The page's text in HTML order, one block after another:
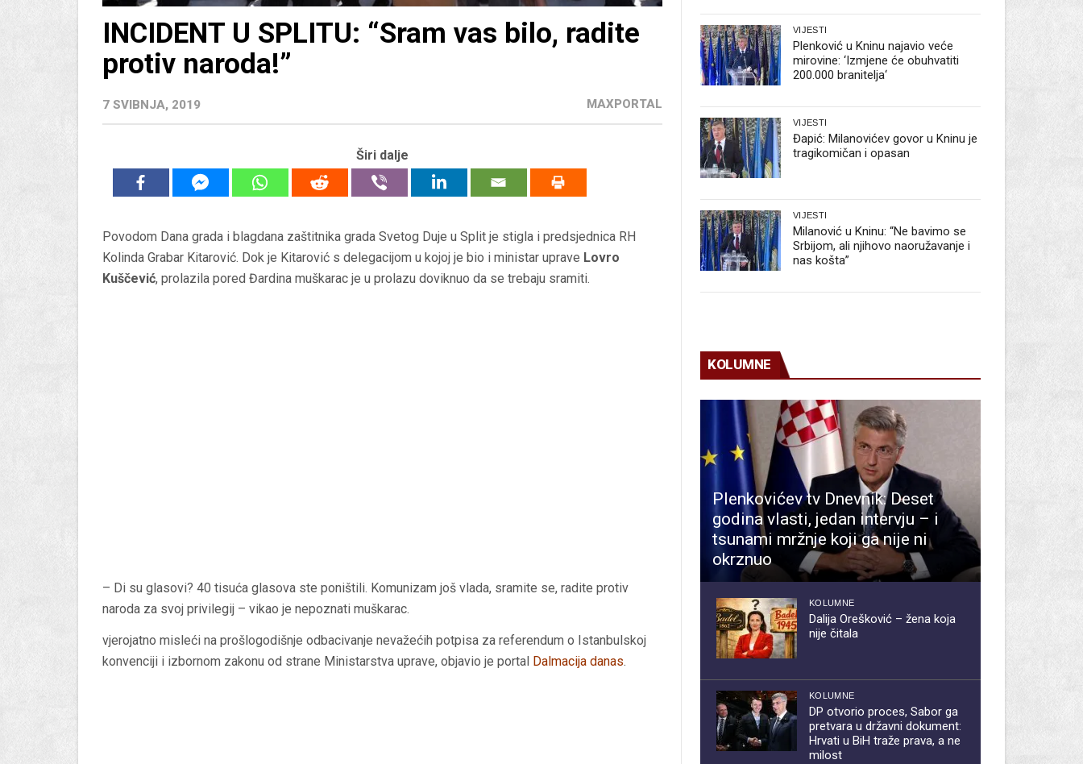
INCIDENT U SPLITU: “Sram vas bilo, radite
protiv naroda!”
7 SVIBNJA, 2019 MAXPORTAL
Širi dalje
Povodom Dana grada i blagdana zaštitnika grada Svetog Duje u Split je stigla i predsjednica RH
Kolinda Grabar Kitarović. Dok je Kitarović s delegacijom u kojoj je bio i ministar uprave Lovro
Kuščević, prolazila pored Đardina muškarac je u prolazu doviknuo da se trebaju sramiti.
– Di su glasovi? 40 tisuća glasova ste poništili. Komunizam još vlada, sramite se, radite protiv
naroda za svoj privilegij – vikao je nepoznati muškarac.
vjerojatno misleći na prošlogodišnje odbacivanje nevažećih potpisa za referendum o Istanbulskoj
konvenciji i izbornom zakonu od strane Ministarstva uprave, objavio je portal Dalmacija danas.
VIJESTI
Plenković u Kninu najavio veće
mirovine: ‘Izmjene će obuhvatiti
200.000 branitelja‘
VIJESTI
Đapić: Milanovićev govor u Kninu je
tragikomičan i opasan
VIJESTI
Milanović u Kninu: “Ne bavimo se
Srbijom, ali njihovo naoružavanje i
nas košta”
KOLUMNE
Plenkovićev tv Dnevnik: Deset
godina vlasti, jedan intervju – i
tsunami mržnje koji ga nije ni
okrznuo
KOLUMNE
Dalija Orešković – žena koja
nije čitala
KOLUMNE
DP otvorio proces, Sabor ga
pretvara u državni dokument:
Hrvati u BiH traže prava, a ne
milost